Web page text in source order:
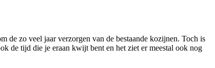
de zo veel jaar verzorgen van de bestaande kozijnen. Toch is
de tijd die je eraan kwijt bent en het ziet er meestal ook nog